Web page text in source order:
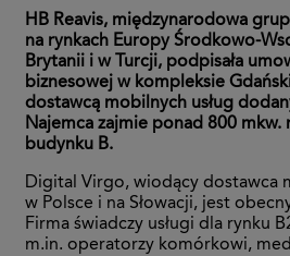
HB Reavis, międzynarodowa
na rynkach Europy Środkowo-
Brytanii i w Turcji, podpisała
biznesowej w kompleksie
dostawcą mobilnych usług
Najemca zajmie ponad 800
budynku B.
Digital Virgo, wiodący dostawca
w Polsce i na Słowacji, jest
Firma świadczy usługi dla rynku
m.in. operatorzy komórkowi,